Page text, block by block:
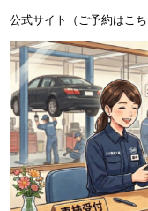
公式サイト（ご予約